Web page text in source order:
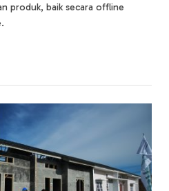
produk, baik secara offline